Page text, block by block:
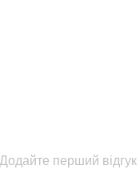
Додайте перший відгук